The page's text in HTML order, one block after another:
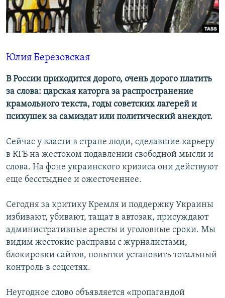
ПОБЕДИТЕЛЕЙ НЕ СУДЯТ?
КРЫМ.НЕПОКОРЕННЫЙ
УКРАИНСКАЯ ПРОБЛЕМА КРЫМА
ПРИСОЕДИНЯЙТЕСЬ!
Все сайты RFE/RL
Юлия Березовская
В России приходится дорого, очень дорого платить
за слова: царская каторга за распространение
крамольного текста, годы советских лагерей и
психушек за самиздат или политический анекдот.
Сейчас у власти в стране люди, сделавшие карьеру
в КГБ на жестоком подавлении свободной мысли и
слова. На фоне украинского кризиса они действуют
еще бесстыднее и ожесточеннее.
Сегодня за критику Кремля и поддержку Украины
избивают, убивают, тащат в автозак, присуждают
административные аресты и уголовные сроки. Мы
видим жестокие расправы с журналистами,
блокировки сайтов, попытки установить тотальный
контроль в соцсетях.
Неугодное слово объявляется «пропагандой